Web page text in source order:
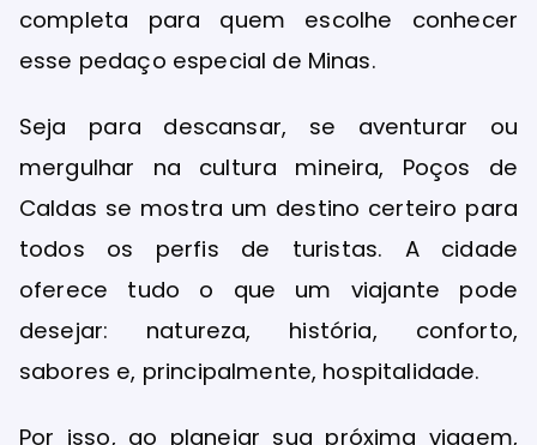
completa para quem escolhe conhecer
esse pedaço especial de Minas.
Seja para descansar, se aventurar ou
mergulhar na cultura mineira, Poços de
Caldas se mostra um destino certeiro para
todos os perfis de turistas. A cidade
oferece tudo o que um viajante pode
desejar: natureza, história, conforto,
sabores e, principalmente, hospitalidade.
Por isso, ao planejar sua próxima viagem,